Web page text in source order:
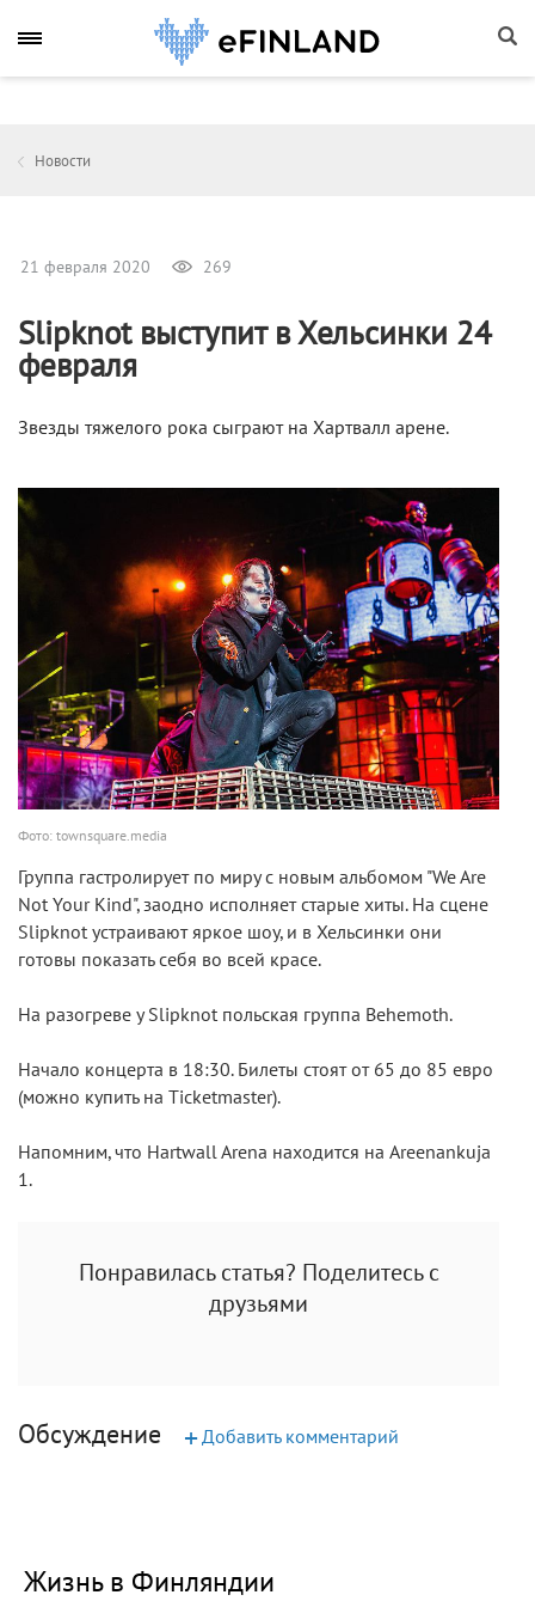
Новости
21 февраля 2020 269
Slipknot выступит в Хельсинки 24
февраля
Звезды тяжелого рока сыграют на Хартвалл арене.
Фото: townsquare.media
Группа гастролирует по миру с новым альбомом "We Are
Not Your Kind", заодно исполняет старые хиты. На сцене
Slipknot устраивают яркое шоу, и в Хельсинки они
готовы показать себя во всей красе.
На разогреве у Slipknot польская группа Behemoth.
Начало концерта в 18:30. Билеты стоят от 65 до 85 евро
(можно купить на Ticketmaster).
Напомним, что Hartwall Arena находится на Areenankuja
1.
Понравилась статья? Поделитесь с
друзьями
Обсуждение +Добавить комментарий
Жизнь в Финляндии